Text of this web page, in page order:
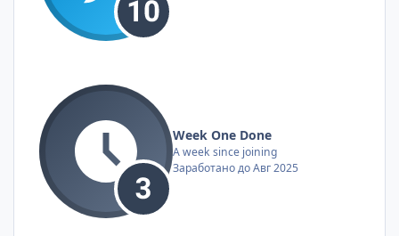
Week One Done
A week since joining
Заработано до Авг 2025